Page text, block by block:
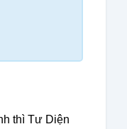
thì Tư Diện